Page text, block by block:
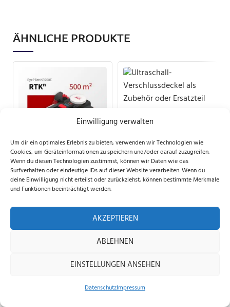
Einwilligung verwalten
Um dir ein optimales Erlebnis zu bieten, verwenden wir Technologien wie
Cookies, um Geräteinformationen zu speichern und/oder darauf zuzugreifen.
Wenn du diesen Technologien zustimmst, können wir Daten wie das
Surfverhalten oder eindeutige IDs auf dieser Website verarbeiten. Wenn du
deine Einwilligung nicht erteilst oder zurückziehst, können bestimmte Merkmale
und Funktionen beeinträchtigt werden.
AKZEPTIEREN
ABLEHNEN
EINSTELLUNGEN ANSEHEN
DatenschutzImpressum
ÄHNLICHE PRODUKTE
Neu 2026 | Kress
KR250E EyePilot |
500m²
Ultraschall-
Verschlussdeckel
Navimow Ersatzteil
13,99€
Navimow Segway
inkl. 19 % MwSt.